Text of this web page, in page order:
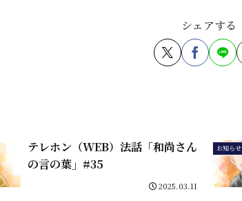
シェアする
テレホン（WEB）法話「和尚さん
の言の葉」#35
2025.03.11
お知らせ